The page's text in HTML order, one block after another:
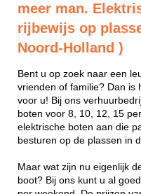
meer man.
rijbewijs op
Noord-Holland )
Bent u op zoek naar een
vrienden of familie? Dan is
voor u! Bij ons
boten voor 8, 10, 12, 15
elektrische boten aan die
besturen op de plassen in
Maar wat zijn nu eigenlijk
boot? Bij ons kunt u al